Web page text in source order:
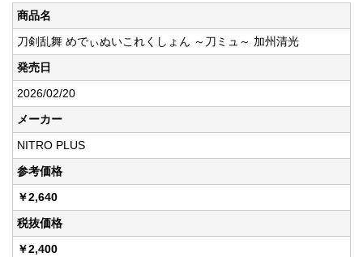
商品名
刀剣乱舞 めでぃぬいこれくしょん ～刀ミュ～ 加州清光
発売日
2026/02/20
メーカー
NITRO PLUS
参考価格
￥2,640
税抜価格
￥2,400